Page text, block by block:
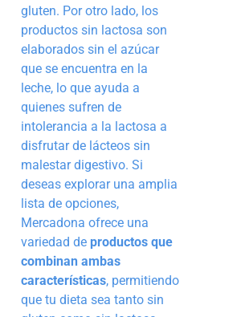
gluten. Por otro lado, los
productos sin lactosa son
elaborados sin el azúcar
que se encuentra en la
leche, lo que ayuda a
quienes sufren de
intolerancia a la lactosa a
disfrutar de lácteos sin
malestar digestivo. Si
deseas explorar una amplia
lista de opciones,
Mercadona ofrece una
variedad de productos que
combinan ambas
características, permitiendo
que tu dieta sea tanto sin